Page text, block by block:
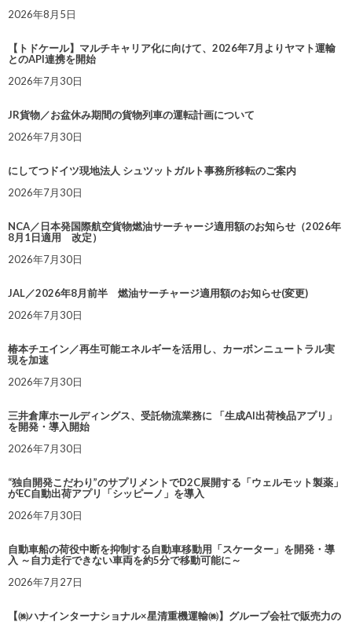
2026年8月5日
【トドケール】マルチキャリア化に向けて、2026年7月よりヤマト運輸
とのAPI連携を開始
2026年7月30日
JR貨物／お盆休み期間の貨物列車の運転計画について
2026年7月30日
にしてつドイツ現地法人 シュツットガルト事務所移転のご案内
2026年7月30日
NCA／日本発国際航空貨物燃油サーチャージ適用額のお知らせ（2026年
8月1日適用 改定）
2026年7月30日
JAL／2026年8月前半 燃油サーチャージ適用額のお知らせ(変更)
2026年7月30日
椿本チエイン／再生可能エネルギーを活用し、カーボンニュートラル実
現を加速
2026年7月30日
三井倉庫ホールディングス、受託物流業務に 「生成AI出荷検品アプリ」
を開発・導入開始
2026年7月30日
“独自開発こだわり”のサプリメントでD2C展開する「ウェルモット製薬」
がEC自動出荷アプリ「シッピーノ」を導入
2026年7月30日
自動車船の荷役中断を抑制する自動車移動用「スケーター」を開発・導
入 ～自力走行できない車両を約5分で移動可能に～
2026年7月27日
【㈱ハナインターナショナル×星清重機運輸㈱】グループ会社で販売力の